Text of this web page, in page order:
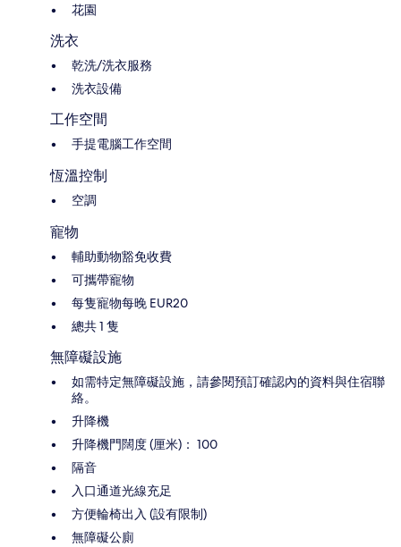
花園
洗衣
乾洗/洗衣服務
洗衣設備
工作空間
手提電腦工作空間
恆溫控制
空調
寵物
輔助動物豁免收費
可攜帶寵物
每隻寵物每晚 EUR20
總共 1 隻
無障礙設施
如需特定無障礙設施，請參閱預訂確認內的資料與住宿聯
絡。
升降機
升降機門闊度 (厘米)： 100
隔音
入口通道光線充足
方便輪椅出入 (設有限制)
無障礙公廁